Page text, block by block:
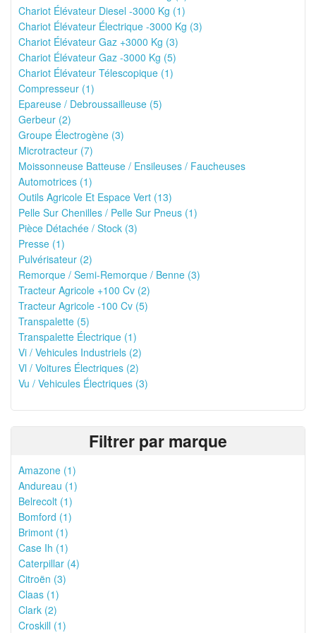
Chariot Élévateur Diesel -3000 Kg (1)
Chariot Élévateur Électrique -3000 Kg (3)
Chariot Élévateur Gaz +3000 Kg (3)
Chariot Élévateur Gaz -3000 Kg (5)
Chariot Élévateur Télescopique (1)
Compresseur (1)
Epareuse / Debroussailleuse (5)
Gerbeur (2)
Groupe Électrogène (3)
Microtracteur (7)
Moissonneuse Batteuse / Ensileuses / Faucheuses
Automotrices (1)
Outils Agricole Et Espace Vert (13)
Pelle Sur Chenilles / Pelle Sur Pneus (1)
Pièce Détachée / Stock (3)
Presse (1)
Pulvérisateur (2)
Remorque / Semi-Remorque / Benne (3)
Tracteur Agricole +100 Cv (2)
Tracteur Agricole -100 Cv (5)
Transpalette (5)
Transpalette Électrique (1)
Vi / Vehicules Industriels (2)
Vl / Voitures Électriques (2)
Vu / Vehicules Électriques (3)
Filtrer par marque
Amazone (1)
Andureau (1)
Belrecolt (1)
Bomford (1)
Brimont (1)
Case Ih (1)
Caterpillar (4)
Citroën (3)
Claas (1)
Clark (2)
Croskill (1)